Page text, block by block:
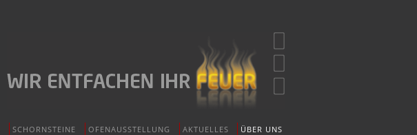
SCHORNSTEINE OFENAUSSTELLUNG AKTUELLES ÜBER UNS